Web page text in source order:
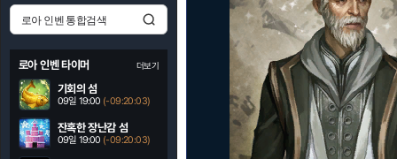
로아 인벤 타이머 더보기
기회의 섬
09일 19:00 (-09:20:03)
잔혹한 장난감 섬
09일 19:00 (-09:20:03)